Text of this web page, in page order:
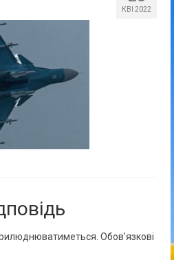
КВІ 2022
Обов’язкові